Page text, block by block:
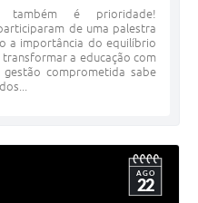
é prioridade!
de uma palestra
a importância do equilíbrio
a educação com
comprometida sabe
AGO
22